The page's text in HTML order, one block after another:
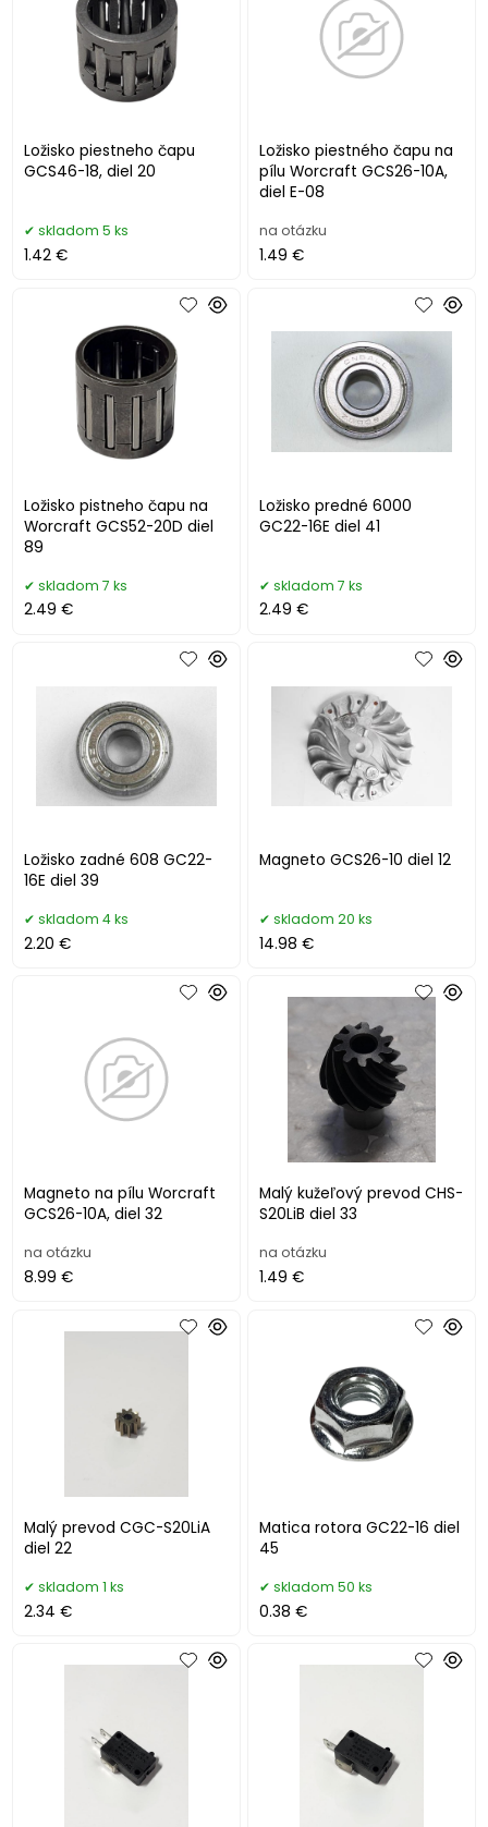
Ložisko piestneho čapu
GCS46-18, diel 20
skladom 5 ks
1.42 €
Ložisko piestného čapu na
pílu Worcraft GCS26-10A,
diel E-08
na otázku
1.49 €
Ložisko pistneho čapu na
Worcraft GCS52-20D diel
89
skladom 7 ks
2.49 €
Ložisko predné 6000
GC22-16E diel 41
skladom 7 ks
2.49 €
Ložisko zadné 608 GC22-
16E diel 39
skladom 4 ks
2.20 €
Magneto GCS26-10 diel 12
skladom 20 ks
14.98 €
Magneto na pílu Worcraft
GCS26-10A, diel 32
na otázku
8.99 €
Malý kužeľový prevod CHS-
S20LiB diel 33
na otázku
1.49 €
Malý prevod CGC-S20LiA
diel 22
skladom 1 ks
2.34 €
Matica rotora GC22-16 diel
45
skladom 50 ks
0.38 €